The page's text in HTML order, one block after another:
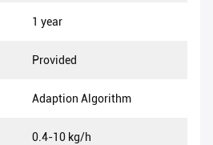
1 year
Provided
Adaption Algorithm
0.4-10 kg/h